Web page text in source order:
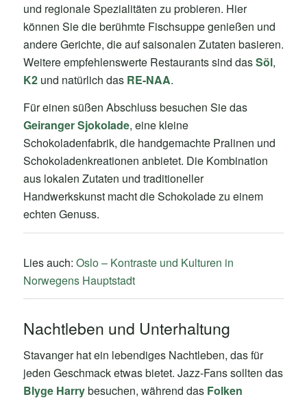
und regionale Spezialitäten zu probieren. Hier
können Sie die berühmte Fischsuppe genießen und
andere Gerichte, die auf saisonalen Zutaten basieren.
Weitere empfehlenswerte Restaurants sind dasSöl,
K2und natürlich das RE-NAA.
Für einen süßen Abschluss besuchen Sie das
Geiranger Sjokolade, eine kleine
Schokoladenfabrik, die handgemachte Pralinen und
Schokoladenkreationen anbietet. Die Kombination
aus lokalen Zutaten und traditioneller
Handwerkskunst macht die Schokolade zu einem
echten Genuss.
Lies auch: Oslo – Kontraste und Kulturen in
Norwegens Hauptstadt
Nachtleben und Unterhaltung
Stavanger hat ein lebendiges Nachtleben, das für
jeden Geschmack etwas bietet. Jazz-Fans sollten das
Blyge Harrybesuchen, während das Folken